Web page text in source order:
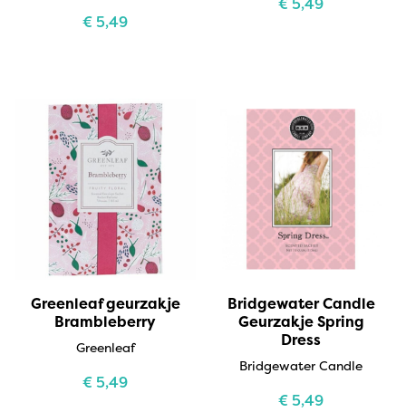
€ 5,49
Greenleaf geurzakje
Brambleberry
Greenleaf
€ 5,49
Bridgewater Candle
Geurzakje Spring
Dress
Bridgewater Candle
€ 5,49